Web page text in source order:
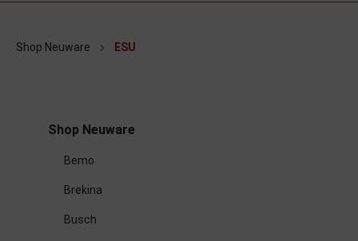
Shop Neuware ESU
Shop Neuware
Bemo
Brekina
Busch